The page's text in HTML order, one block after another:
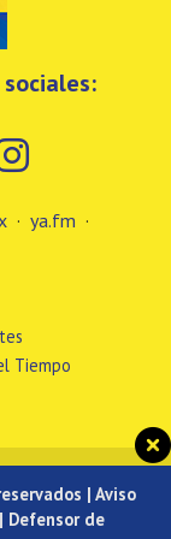
· ya.fm ·
Tiempo
| Aviso
Defensor de